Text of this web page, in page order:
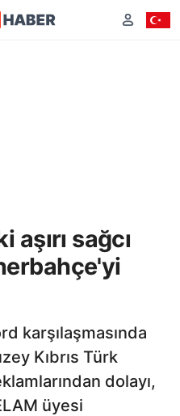
aşırı sağcı
karşılaşmasında
Kıbrıs Türk
dolayı,
üyesi